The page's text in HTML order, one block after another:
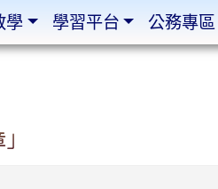
學 學習平台 公務專區